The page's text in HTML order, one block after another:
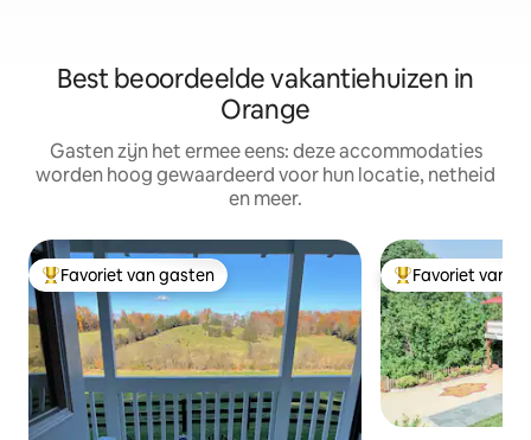
Best beoordeelde vakantiehuizen in
Orange
Gasten zijn het ermee eens: deze accommodaties
worden hoog gewaardeerd voor hun locatie, netheid
en meer.
Topfavoriet van gasten
Favoriet van gasten Topfavoriet van
Favoriet van